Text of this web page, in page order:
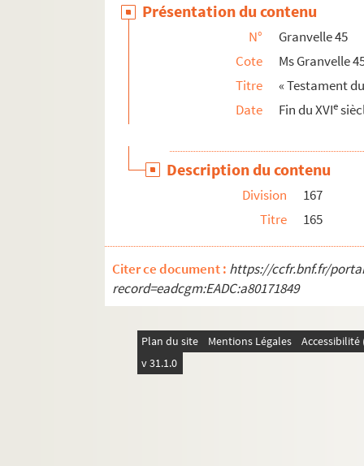
Présentation du contenu
N°
Granvelle 45
Cote
Ms Granvelle
Titre
« Testament
Date
Fin du XVIe
Description du contenu
Division
167
Titre
165
Citer ce document : https://ccfr.bnf.fr/
record=eadcgm:EADC:a80171849
Plan du site Mentions Légales
v 31.1.0